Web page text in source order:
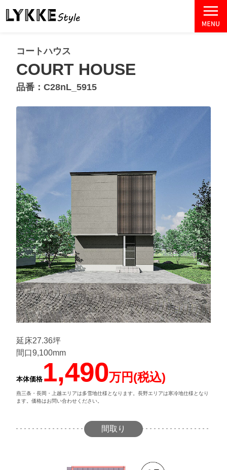
コートハウス
COURT HOUSE
品番：C28nL_5915
延床27.36坪
間口9,100mm
本体価格 1,490万円(税込)
燕三条・長岡・上越エリアは多雪地仕様となります。長野エリアは寒冷地仕様となり
ます。価格はお問い合わせください。
間取り